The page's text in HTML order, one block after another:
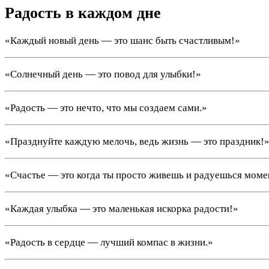
Радость в каждом дне
«Каждый новый день — это шанс быть счастливым!»
«Солнечный день — это повод для улыбки!»
«Радость — это нечто, что мы создаем сами.»
«Празднуйте каждую мелочь, ведь жизнь — это праздник!»
«Счастье — это когда ты просто живешь и радуешься
«Каждая улыбка — это маленькая искорка радости!»
«Радость в сердце — лучший компас в жизни.»